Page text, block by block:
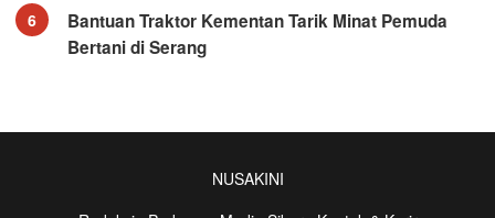
6
Bantuan Traktor Kementan Tarik Minat Pemuda
Bertani di Serang
NUSAKINI